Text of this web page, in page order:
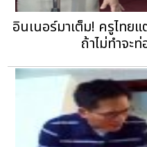
อินเนอร์มาเต็ม! ครูไทย
ถ้าไม่ทำจะ